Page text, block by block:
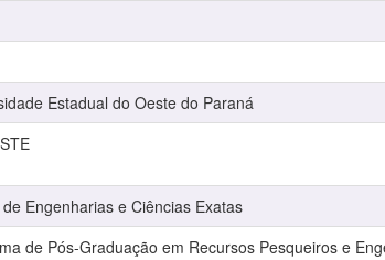
Estadual do Oeste do Paraná
Engenharias e Ciências Exatas
de Pós-Graduação em Recursos Pesqueiros e